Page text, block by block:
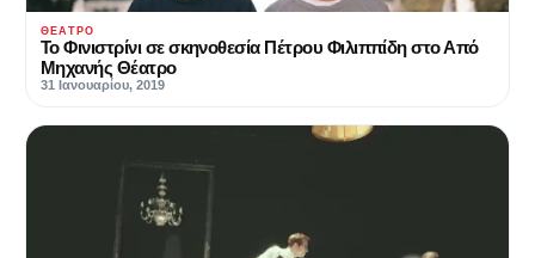
ΘΈΑΤΡΟ
Το Φινιστρίνι σε σκηνοθεσία Πέτρου Φιλιππίδη στο Από
Μηχανής Θέατρο
31 Ιανουαρίου, 2019